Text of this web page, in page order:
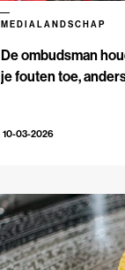
De ombudsman
je fouten toe,
MEDIALANDSCHAP
10-03-2026